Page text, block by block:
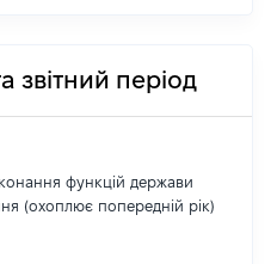
звітний період
функцій держави
(охоплює попередній рік)